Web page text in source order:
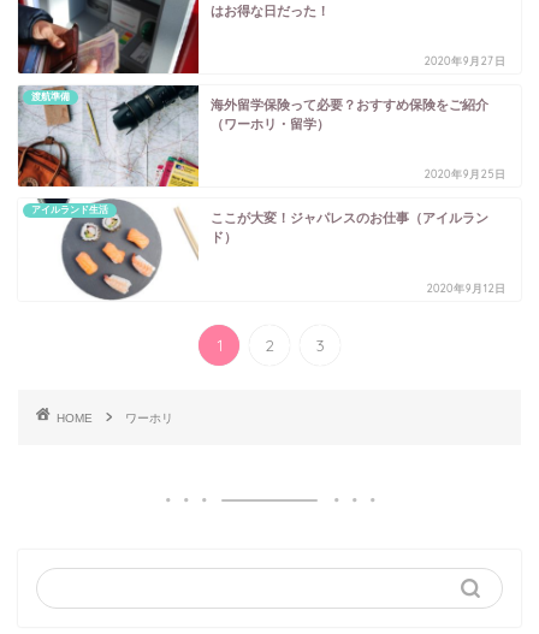
はお得な日だった！
2020年9月27日
渡航準備
海外留学保険って必要？おすすめ保険をご紹介
（ワーホリ・留学）
2020年9月25日
アイルランド生活
ここが大変！ジャパレスのお仕事（アイルラン
ド）
2020年9月12日
1 2 3
HOME ワーホリ